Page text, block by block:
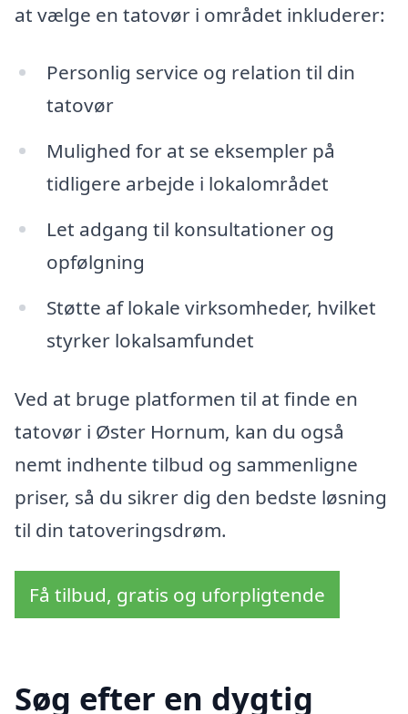
at vælge en tatovør i området inkluderer:
Personlig service og relation til din
tatovør
Mulighed for at se eksempler på
tidligere arbejde i lokalområdet
Let adgang til konsultationer og
opfølgning
Støtte af lokale virksomheder, hvilket
styrker lokalsamfundet
Ved at bruge platformen til at finde en
tatovør i Øster Hornum, kan du også
nemt indhente tilbud og sammenligne
priser, så du sikrer dig den bedste løsning
til din tatoveringsdrøm.
Få tilbud, gratis og uforpligtende
Søg efter en dygtig